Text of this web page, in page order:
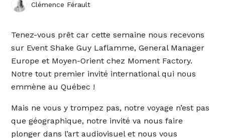
Clémence Férault
Tenez-vous prêt car cette semaine nous recevons
sur Event Shake Guy Laflamme, General Manager
Europe et Moyen-Orient chez Moment Factory.
Notre tout premier invité international qui nous
emmène au Québec !
Mais ne vous y trompez pas, notre voyage n’est pas
que géographique, notre invité va nous faire
plonger dans l’art audiovisuel et nous vous